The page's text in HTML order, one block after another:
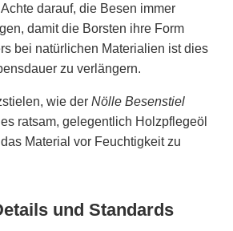
darauf, die Besen immer
damit die Borsten ihre Form
bei natürlichen Materialien ist dies
zu verlängern.
wie der Nölle Besenstiel
ratsam, gelegentlich Holzpflegeöl
Material vor Feuchtigkeit zu
und Standards